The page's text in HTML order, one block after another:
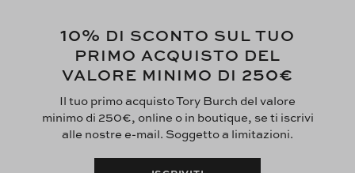
10% DI SCONTO SUL TUO
PRIMO ACQUISTO DEL
VALORE MINIMO DI 250€
Il tuo primo acquisto Tory Burch del valore
minimo di 250€, online o in boutique, se ti iscrivi
alle nostre e-mail. Soggetto a limitazioni.